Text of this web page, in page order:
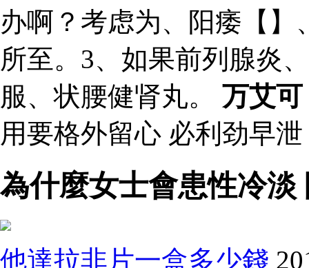
办啊？考虑为、阳痿【
所至。3、如果前列腺炎
服、状腰健肾丸。 万艾可
用要格外留心 必利劲早泄
為什麼女士會患性冷
他達拉非片一盒多少錢